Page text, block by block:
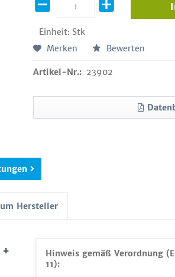
Einheit: Stk
Merken Bewerten
Artikel-Nr.: 23902
Hersteller
Hinweis gemäß Verordnung
11):